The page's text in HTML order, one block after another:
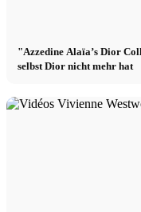
"Azzedine Alaïa’s Dior
selbst Dior nicht mehr hat